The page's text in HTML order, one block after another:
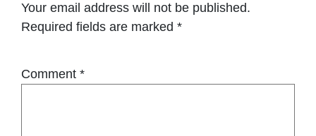
Your email address will not be published.
Required fields are marked *
Comment *